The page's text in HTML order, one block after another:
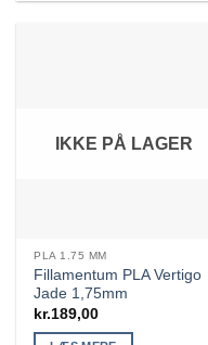
IKKE PÅ LAGER
PLA 1.75 MM
Fillamentum PLA Vertigo
Jade 1,75mm
kr.189,00